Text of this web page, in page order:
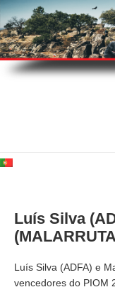
Luís Silva
Luís Silva (ADFA) e
vencedores do PIOM